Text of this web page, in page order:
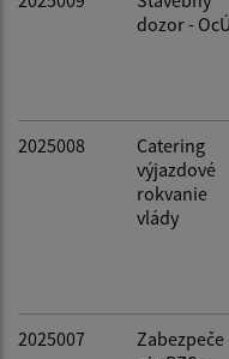
dozor - OcÚ
2025008
Catering
výjazdové
rokvanie
vlády
2025007
Zabezpeče